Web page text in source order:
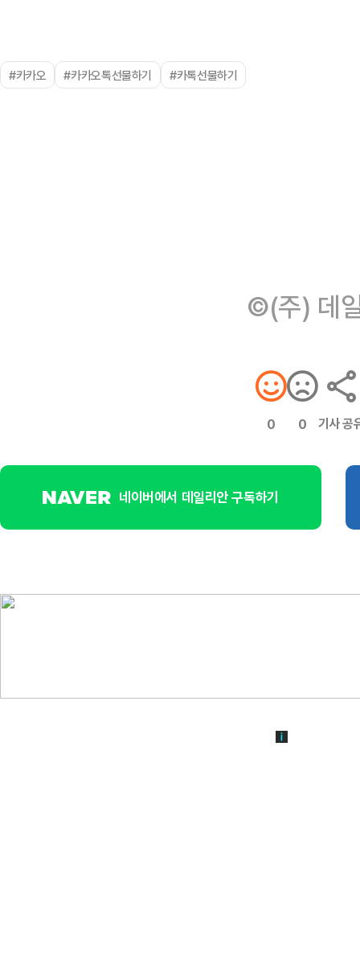
#카카오 #카카오톡선물하기 #카톡선물하기
©(주) 데
0 0 기사 공
네이버에서 데일리안 구독하기